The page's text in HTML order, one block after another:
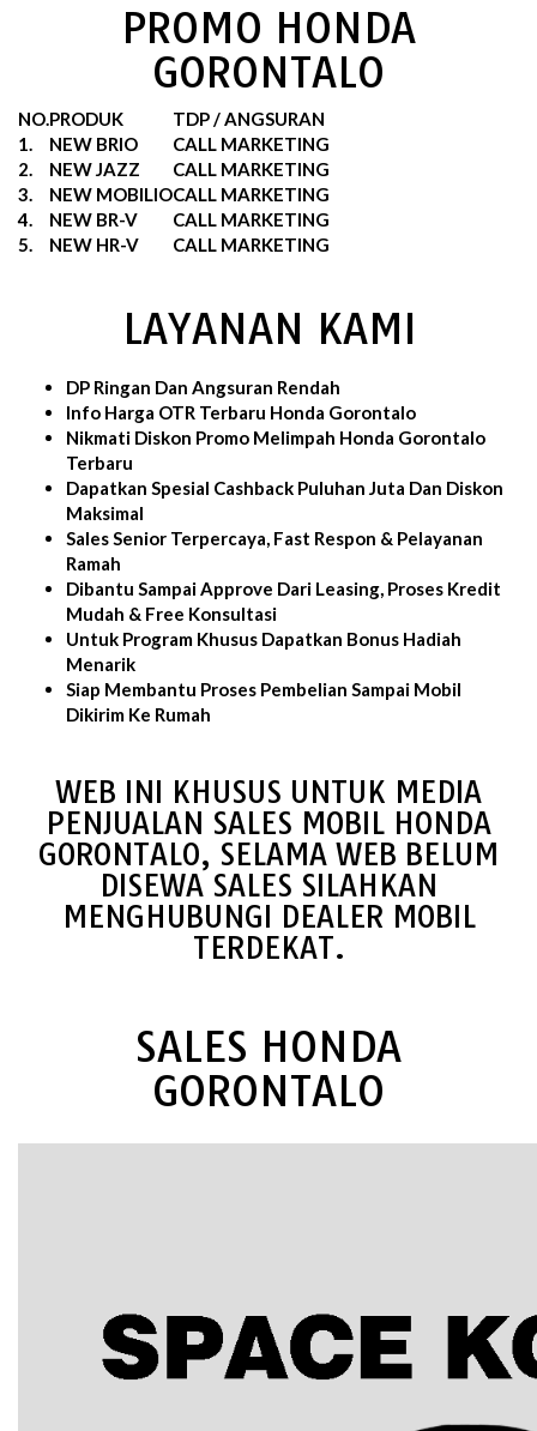
PROMO HONDA
GORONTALO
NO.PRODUK
TDP / ANGSURAN
1.
NEW BRIO
CALL MARKETING
2.
NEW JAZZ
CALL MARKETING
3.
NEW MOBILIOCALL MARKETING
4.
NEW BR-V
CALL MARKETING
5.
NEW HR-V CALL MARKETING
LAYANAN KAMI
DP Ringan Dan Angsuran Rendah
Info Harga OTR Terbaru Honda Gorontalo
Nikmati Diskon Promo Melimpah Honda Gorontalo
Terbaru
Dapatkan Spesial Cashback Puluhan Juta Dan Diskon
Maksimal
Sales Senior Terpercaya, Fast Respon & Pelayanan
Ramah
Dibantu Sampai Approve Dari Leasing, Proses Kredit
Mudah & Free Konsultasi
Untuk Program Khusus Dapatkan Bonus Hadiah
Menarik
Siap Membantu Proses Pembelian Sampai Mobil
Dikirim Ke Rumah
WEB INI KHUSUS UNTUK MEDIA
PENJUALAN SALES MOBIL HONDA
GORONTALO, SELAMA WEB BELUM
DISEWA SALES SILAHKAN
MENGHUBUNGI DEALER MOBIL
TERDEKAT.
SALES HONDA
GORONTALO